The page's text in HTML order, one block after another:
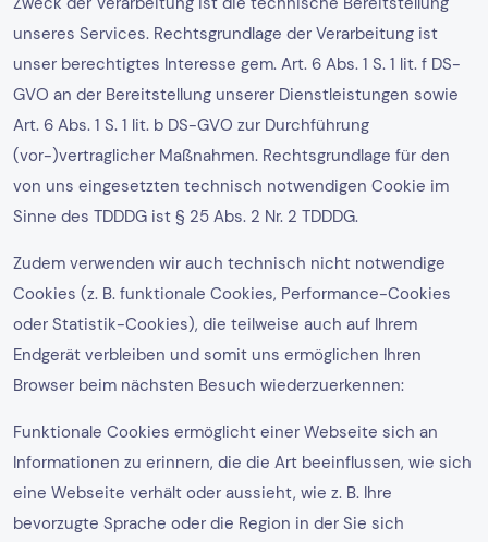
unseres Services. Rechtsgrundlage der Verarbeitung ist
unser berechtigtes Interesse gem. Art. 6 Abs. 1 S. 1 lit. f DS-
GVO an der Bereitstellung unserer Dienstleistungen sowie
Art. 6 Abs. 1 S. 1 lit. b DS-GVO zur Durchführung
(vor-)vertraglicher Maßnahmen. Rechtsgrundlage für den
von uns eingesetzten technisch notwendigen Cookie im
Sinne des TDDDG ist § 25 Abs. 2 Nr. 2 TDDDG.
Zudem verwenden wir auch technisch nicht notwendige
Cookies (z. B. funktionale Cookies, Performance-Cookies
oder Statistik-Cookies), die teilweise auch auf Ihrem
Endgerät verbleiben und somit uns ermöglichen Ihren
Browser beim nächsten Besuch wiederzuerkennen:
Funktionale Cookies ermöglicht einer Webseite sich an
Informationen zu erinnern, die die Art beeinflussen, wie sich
eine Webseite verhält oder aussieht, wie z. B. Ihre
bevorzugte Sprache oder die Region in der Sie sich